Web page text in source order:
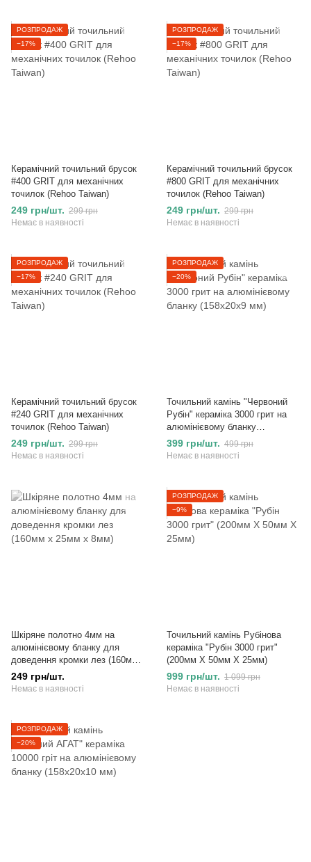
РОЗПРОДАЖ
−17%
Керамічний точильний брусок
#400 GRIT для механічних
точилок (Rehoo Taiwan)
249 грн/шт. 299 грн
Немає в наявності
РОЗПРОДАЖ
−17%
Керамічний точильний брусок
#800 GRIT для механічних
точилок (Rehoo Taiwan)
249 грн/шт. 299 грн
Немає в наявності
РОЗПРОДАЖ
−17%
Керамічний точильний брусок
#240 GRIT для механічних
точилок (Rehoo Taiwan)
249 грн/шт. 299 грн
Немає в наявності
РОЗПРОДАЖ
−20%
Точильний камінь "Червоний
Рубін" кераміка 3000 грит на
алюмінієвому бланку
(158х20х9 мм)
399 грн/шт. 499 грн
Немає в наявності
Шкіряне полотно 4мм на
алюмінієвому бланку для
доведення кромки лез (160мм
х 25мм х 8мм)
249 грн/шт.
Немає в наявності
РОЗПРОДАЖ
−9%
Точильний камінь Рубінова
кераміка "Рубін 3000 грит"
(200мм Х 50мм Х 25мм)
999 грн/шт. 1 099 грн
Немає в наявності
РОЗПРОДАЖ
−20%